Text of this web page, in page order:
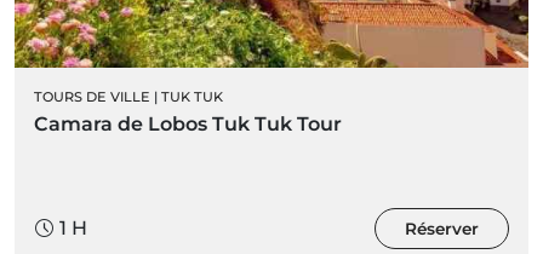
TOURS DE VILLE | TUK TUK
Camara de Lobos Tuk Tuk Tour
1 H Réserver